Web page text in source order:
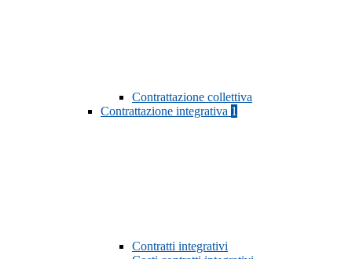
Contrattazione collettiva
Contrattazione integrativa 1
Contratti integrativi